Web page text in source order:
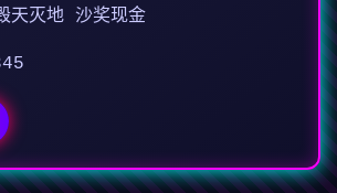
天灭地 沙奖现金